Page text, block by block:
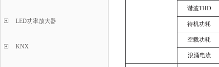
LED功率放大器
KNX
谐波THD
待机功耗
空载功耗
浪涌电流